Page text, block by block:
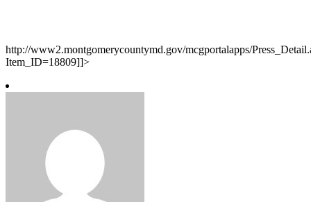
http://www2.montgomerycountymd.gov/mcgportalapps/
Item_ID=18809]]>